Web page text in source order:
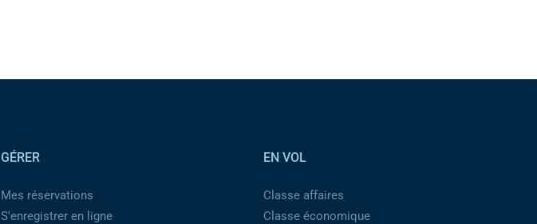
GÉRER
Mes réservations
S'enregistrer en ligne
EN VOL
Classe affaires
Classe économique